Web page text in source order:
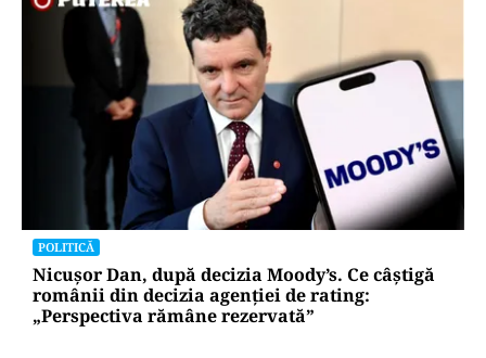
Primele două barje, scufundate cu succes în
Dunăre. Radu Miruță: „Este o procedură lentă
pentru a se așeza cât mai bine”